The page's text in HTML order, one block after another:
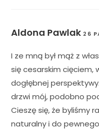
Aldona Pawlak 26
I ze mną był mąż z
się cesarskim cięciem,
dogłębnej
drzwi mój, podobno
Cieszę się, że byliśmy
naturalny i do